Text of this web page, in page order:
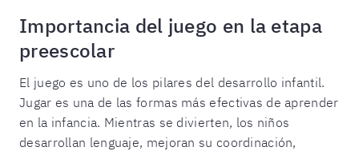
Importancia del juego en la etapa
preescolar
El juego es uno de los pilares del desarrollo infantil.
Jugar es una de las formas más efectivas de aprender
en la infancia. Mientras se divierten, los niños
desarrollan lenguaje, mejoran su coordinación,